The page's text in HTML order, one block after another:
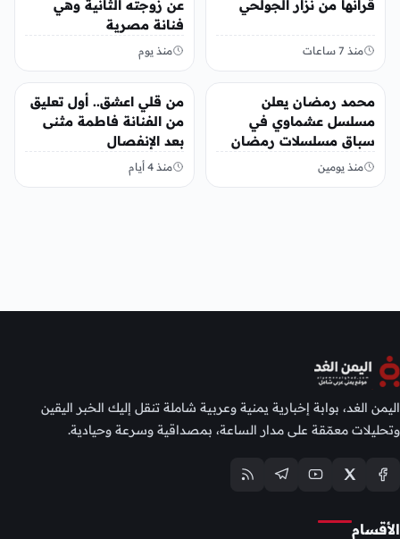
قرانها من نزار الجولحي
منذ 7 ساعات
عن زوجته الثانية وهي
فنانة مصرية
منذ يوم
محمد رمضان يعلن
مسلسل عشماوي في
سباق مسلسلات رمضان
2027منذ يومين
من قلي اعشق.. أول تعليق
من الفنانة فاطمة مثنى
بعد الإنفصال
منذ 4 أيام
اليمن الغد، بوابة إخبارية يمنية وعربية شاملة تنقل إليك الخبر اليقين
وتحليلات معمّقة على مدار الساعة، بمصداقية وسرعة وحيادية.
الأقسام